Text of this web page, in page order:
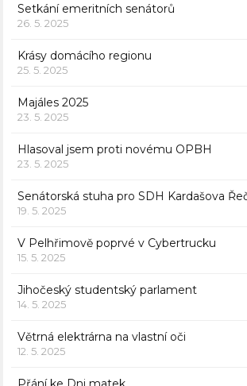
Setkání emeritních senátorů
26. 5. 2025
Krásy domácího regionu
25. 5. 2025
Majáles 2025
23. 5. 2025
Hlasoval jsem proti novému OPBH
23. 5. 2025
Senátorská stuha pro SDH Kardašova
19. 5. 2025
V Pelhřimově poprvé v Cybertrucku
15. 5. 2025
Jihočeský studentský parlament
14. 5. 2025
Větrná elektrárna na vlastní oči
12. 5. 2025